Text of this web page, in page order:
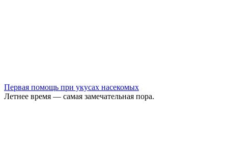
Первая помощь при укусах насекомых
Летнее время — самая замечательная пора.